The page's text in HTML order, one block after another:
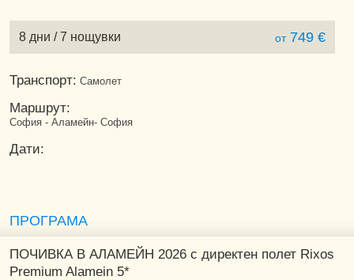
8 дни / 7 нощувки от749 €
Транспорт: Самолет
Маршрут:
София - Аламейн- София
Дати:
ПРОГРАМА
ПОЧИВКА В АЛАМЕЙН 2026 с директен полет Rixos
Premium Alamein 5*